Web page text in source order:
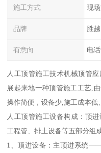
施工方式 现
品牌 胜越
有意向 电
人工顶管施工技术机械顶管
展起来地一种顶管施工工艺,
操作简便，设备少,施工成本低
人工顶管施工设备构成：顶
工程管、排土设备等五部分组成
1、顶进设备：主顶进系统